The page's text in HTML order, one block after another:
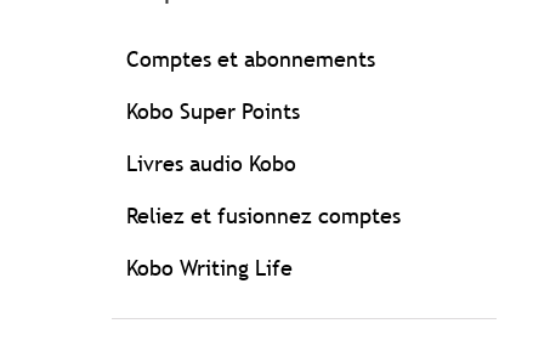
Comptes et abonnements
Kobo Super Points
Livres audio Kobo
Reliez et fusionnez comptes
Kobo Writing Life